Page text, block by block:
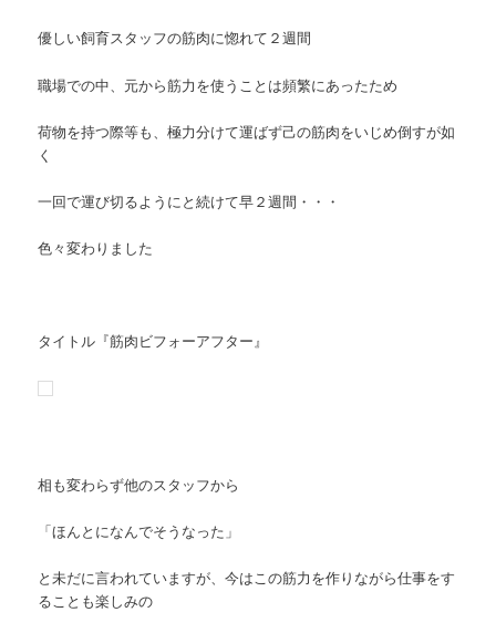
優しい飼育スタッフの筋肉に惚れて２週間
職場での中、元から筋力を使うことは頻繁にあったため
荷物を持つ際等も、極力分けて運ばず己の筋肉をいじめ倒すが如
く
一回で運び切るようにと続けて早２週間・・・
色々変わりました
タイトル『筋肉ビフォーアフター』
相も変わらず他のスタッフから
「ほんとになんでそうなった」
と未だに言われていますが、今はこの筋力を作りながら仕事をす
ることも楽しみの